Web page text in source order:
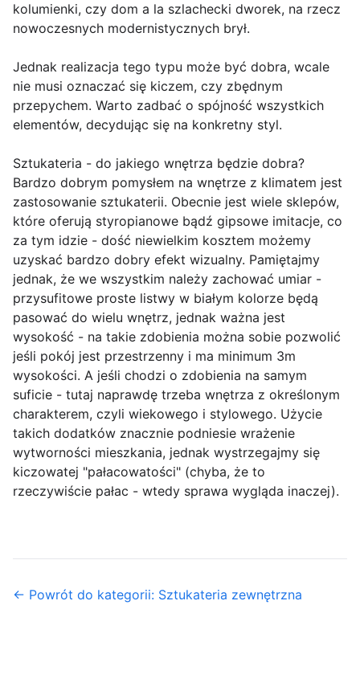
kolumienki, czy dom a la szlachecki dworek, na rzecz
nowoczesnych modernistycznych brył.
Jednak realizacja tego typu może być dobra, wcale
nie musi oznaczać się kiczem, czy zbędnym
przepychem. Warto zadbać o spójność wszystkich
elementów, decydując się na konkretny styl.
Sztukateria - do jakiego wnętrza będzie dobra?
Bardzo dobrym pomysłem na wnętrze z klimatem jest
zastosowanie sztukaterii. Obecnie jest wiele sklepów,
które oferują styropianowe bądź gipsowe imitacje, co
za tym idzie - dość niewielkim kosztem możemy
uzyskać bardzo dobry efekt wizualny. Pamiętajmy
jednak, że we wszystkim należy zachować umiar -
przysufitowe proste listwy w białym kolorze będą
pasować do wielu wnętrz, jednak ważna jest
wysokość - na takie zdobienia można sobie pozwolić
jeśli pokój jest przestrzenny i ma minimum 3m
wysokości. A jeśli chodzi o zdobienia na samym
suficie - tutaj naprawdę trzeba wnętrza z określonym
charakterem, czyli wiekowego i stylowego. Użycie
takich dodatków znacznie podniesie wrażenie
wytworności mieszkania, jednak wystrzegajmy się
kiczowatej "pałacowatości" (chyba, że to
rzeczywiście pałac - wtedy sprawa wygląda inaczej).
← Powrót do kategorii: Sztukateria zewnętrzna